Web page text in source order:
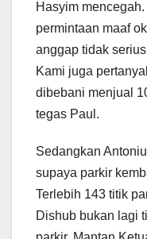
Hasyim
permintaan maaf
anggap tidak
Kami juga
dibebani menjual
tegas Paul.
Sedangkan
supaya parkir
Terlebih 143 titik
Dishub bukan lagi